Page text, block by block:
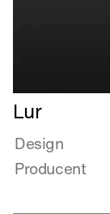
Læs
mere
om
Lur
Lur
Design
Producent